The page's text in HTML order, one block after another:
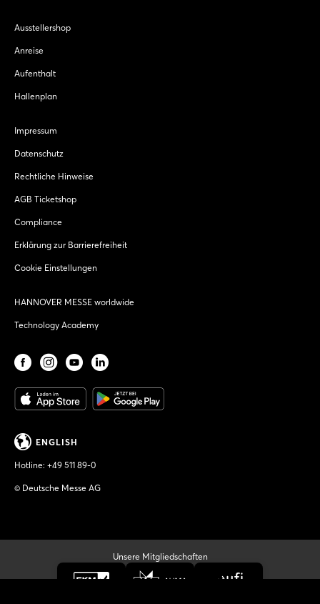
Ausstellershop
Anreise
Aufenthalt
Hallenplan
Impressum
Datenschutz
Rechtliche Hinweise
AGB Ticketshop
Compliance
Erklärung zur Barrierefreiheit
Cookie Einstellungen
HANNOVER MESSE worldwide
Technology Academy
ENGLISH
Hotline: +49 511 89-0
© Deutsche Messe AG
Unsere Mitgliedschaften